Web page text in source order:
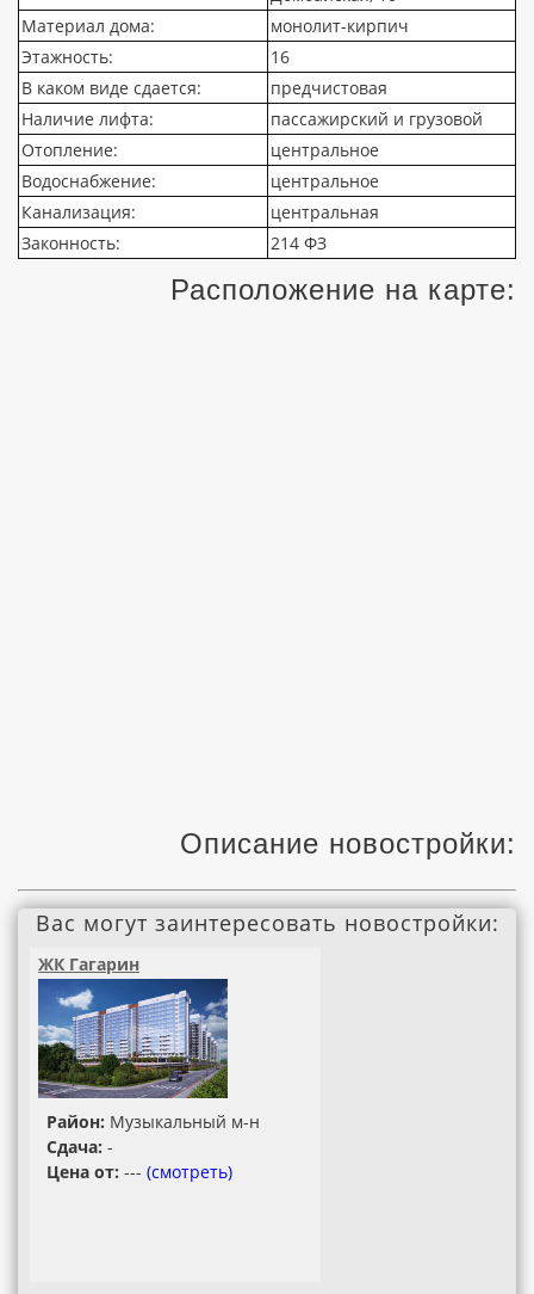
Материал дома:
монолит-кирпич
Этажность:
16
В каком виде сдается:
предчистовая
Наличие лифта:
пассажирский и грузовой
Отопление:
центральное
Водоснабжение:
центральное
Канализация:
центральная
Законность:
214 ФЗ
Расположение на карте:
Описание новостройки:
Вас могут заинтересовать новостройки:
ЖК Гагарин
Район: Музыкальный м-н
Сдача: -
Цена от: --- (смотреть)